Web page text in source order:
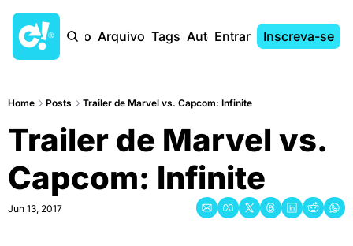
Início Arquivo Tags AutoresEntrar Inscreva-se
Home Posts Trailer de Marvel vs. Capcom: Infinite
Trailer de Marvel vs.
Capcom: Infinite
Jun 13, 2017